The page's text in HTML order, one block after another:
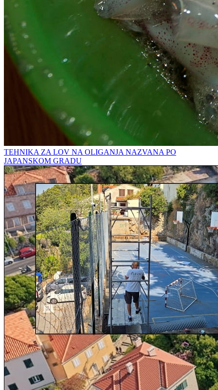
TEHNIKA ZA LOV NA OLIGANJA NAZVANA PO
JAPANSKOM GRADU